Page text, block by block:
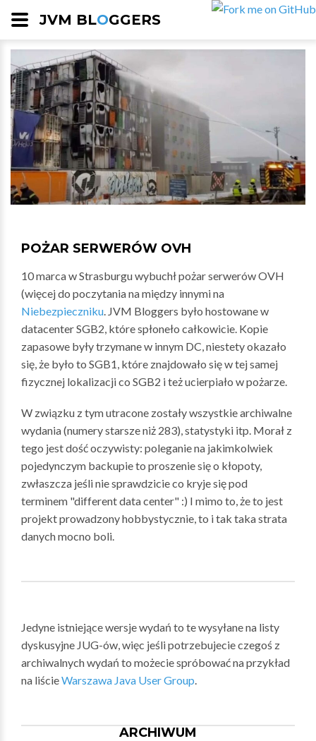
JVM BLOGGERS
POŻAR SERWERÓW OVH
10 marca w Strasburgu wybuchł pożar serwerów OVH
(więcej do poczytania na między innymi na
Niebezpieczniku. JVM Bloggers było hostowane w
datacenter SGB2, które spłoneło całkowicie. Kopie
zapasowe były trzymane w innym DC, niestety okazało
się, że było to SGB1, które znajdowało się w tej samej
fizycznej lokalizacji co SGB2 i też ucierpiało w pożarze.
W związku z tym utracone zostały wszystkie archiwalne
wydania (numery starsze niż 283), statystyki itp. Morał z
tego jest dość oczywisty: poleganie na jakimkolwiek
pojedynczym backupie to proszenie się o kłopoty,
zwłaszcza jeśli nie sprawdzicie co kryje się pod
terminem "different data center" :) I mimo to, że to jest
projekt prowadzony hobbystycznie, to i tak taka strata
danych mocno boli.
Jedyne istniejące wersje wydań to te wysyłane na listy
dyskusyjne JUG-ów, więc jeśli potrzebujecie czegoś z
archiwalnych wydań to możecie spróbować na przykład
na liścieWarszawa Java User Group.
ARCHIWUM